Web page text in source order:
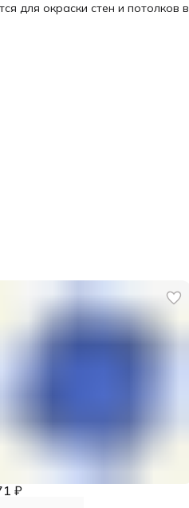
для окраски стен и потолков в
₽